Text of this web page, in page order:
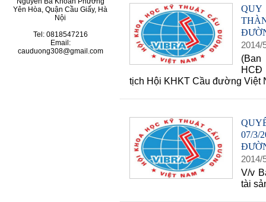
Yên Hòa, Quận Cầu Giấy, Hà
Nội
Tel: 0818547216
Email:
cauduong308@gmail.com
2014/
(Ban
HCĐ
tịch Hội KHKT Cầu đường Việt
07/3/
2014/
V/v
tài